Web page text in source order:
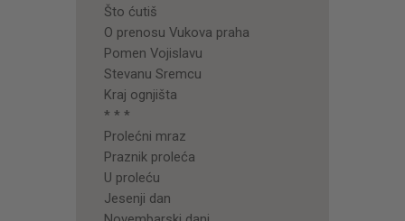
Što ćutiš
O prenosu Vukova praha
Pomen Vojislavu
Stevanu Sremcu
Kraj ognjišta
* * *
Prolećni mraz
Praznik proleća
U proleću
Jesenji dan